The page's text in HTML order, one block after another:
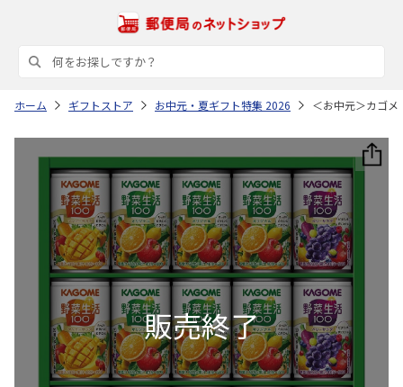
ホーム ギフトストア お中元・夏ギフト特集 2026 ＜お中元＞カゴ